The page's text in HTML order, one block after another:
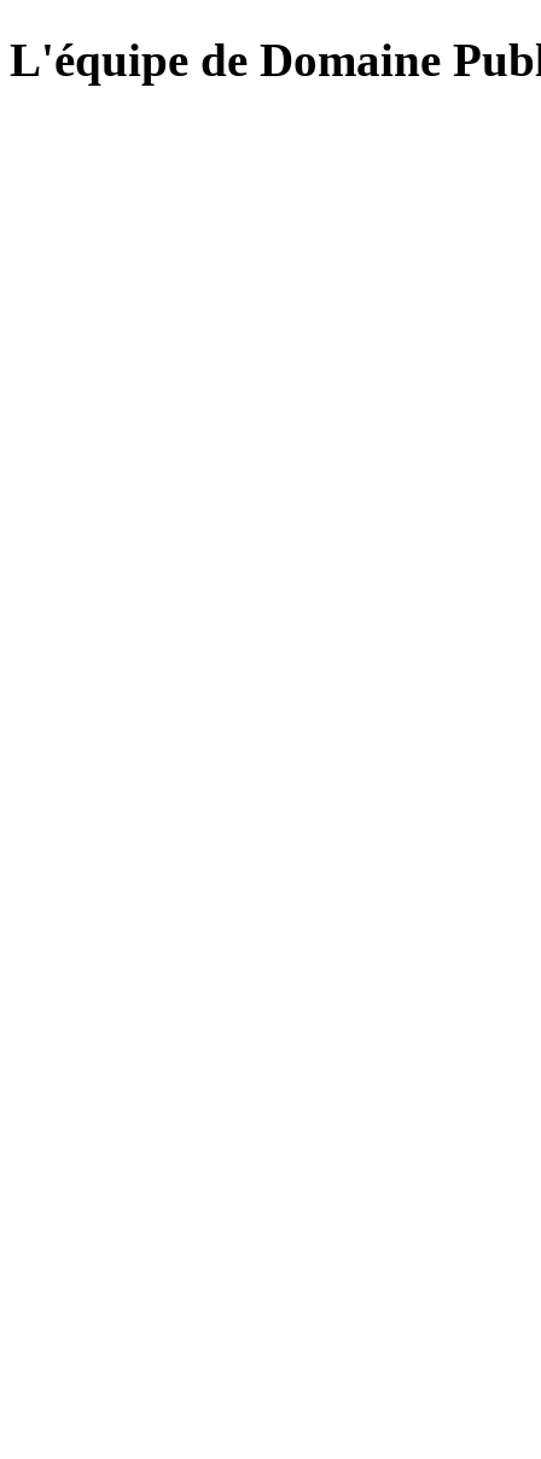
L'équipe de Domaine